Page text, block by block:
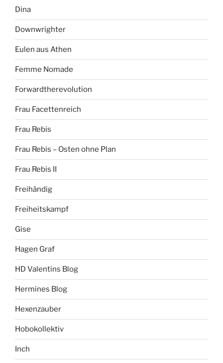
Dina
Downwrighter
Eulen aus Athen
Femme Nomade
Forwardtherevolution
Frau Facettenreich
Frau Rebis
Frau Rebis – Osten ohne Plan
Frau Rebis II
Freihändig
Freiheitskampf
Gise
Hagen Graf
HD Valentins Blog
Hermines Blog
Hexenzauber
Hobokollektiv
Inch